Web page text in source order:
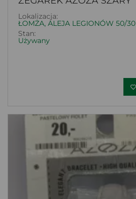
Lokalizacja:
ŁOMŻA, ALEJA LEGIONÓW 50/30
Stan:
Używany